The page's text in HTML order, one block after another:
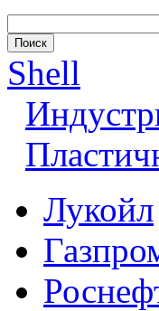
Shell
Лукойл